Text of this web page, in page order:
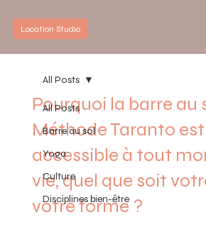
Location Studio
All Posts
Barre au sol
Yoga
Culture
Disciplines bien-être
All Posts
Pourquoi la barre au
Méthode Taranto est
accessible à tout
vie, quel que soit
votre forme ?